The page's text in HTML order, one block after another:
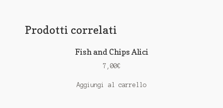
Prodotti correlati
Fish and Chips Alici
7,00€
Aggiungi al carrello